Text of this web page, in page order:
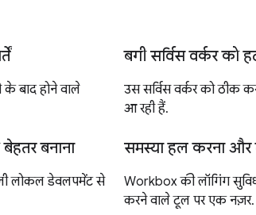
के बाद होने वाले
बगी सर्विस वर्कर को
उस सर्विस वर्कर को ठीक
आ रही हैं.
बनाना
लोकल डेवलपमेंट से
समस्या हल करना और
Workbox की लॉगिंग
करने वाले टूल पर एक नज़र.